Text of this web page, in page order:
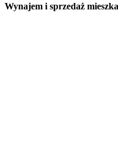
Wynajem i sprzedaż